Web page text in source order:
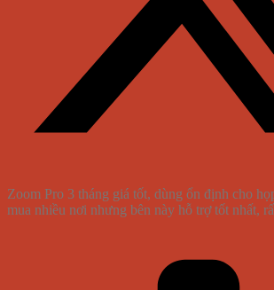
Zoom Pro 3 tháng giá tốt, dùng ổn định cho
mua nhiều nơi nhưng bên này hỗ trợ tốt nhất,